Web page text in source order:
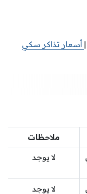
| أسعار تذاكر سكي
ملاحظات
لا يوجد
لا يوجد